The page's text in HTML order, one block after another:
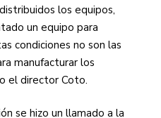
los equipos,
un equipo para
condiciones no son las
manufacturar los
el director Coto.
se hizo un llamado a la